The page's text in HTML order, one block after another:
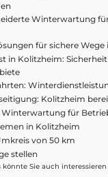
Winterwartung
für sichere Wege
in Kolitzheim:
Kolitzheim
Winterwartung für
in Kolitzheim
von 50 km
stellen
könnte Sie auch interessieren